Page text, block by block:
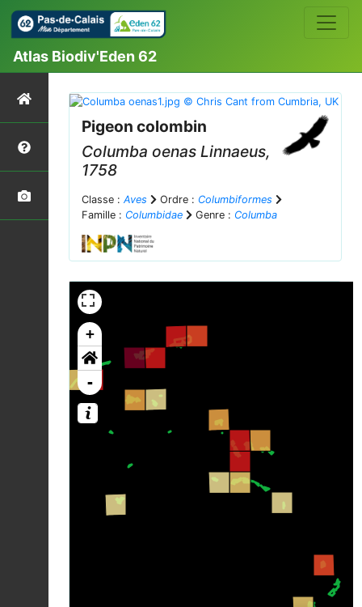
Atlas Biodiv'Eden 62
Pigeon colombin
Columba oenas Linnaeus,
1758
Classe : Aves Ordre : Columbiformes
Famille : Columbidae Genre : Columba
+
-